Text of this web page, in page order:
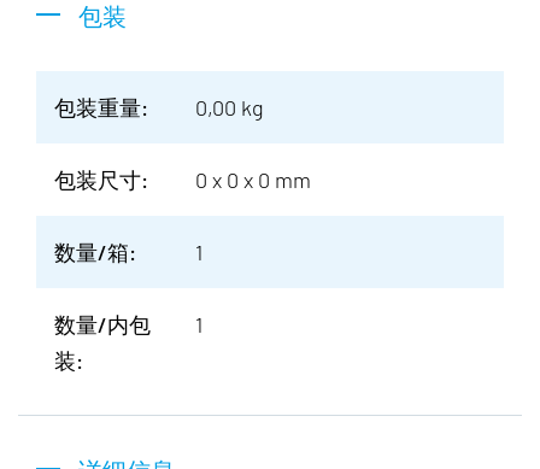
包装
包装重量: 0,00 kg
包装尺寸: 0 x 0 x 0 mm
数量/箱: 1
数量/内包
装:
1